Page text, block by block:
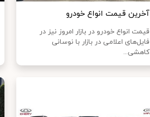
آخرین قیمت انواع خودرو
قیمت انواع خودرو در بازار امروز نیز در
فایل‌های اعلامی در بازار با نوسانی
کاهشی...